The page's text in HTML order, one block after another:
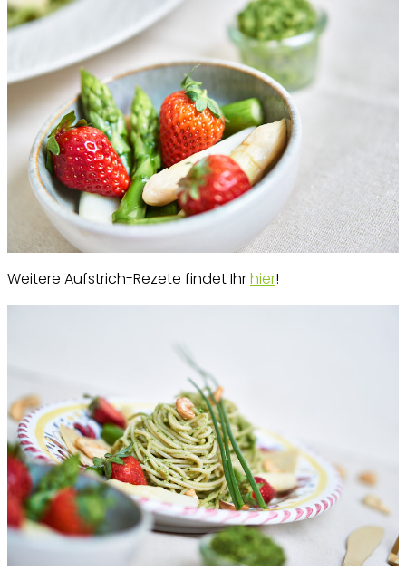
Weitere Aufstrich-Rezete findet Ihrhier!